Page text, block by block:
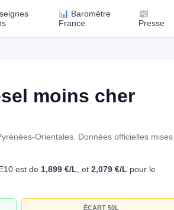
📊 Baromètre
France
📰
Presse
moins cher
Orientales. Données officielles mises
est de 1,899 €/L , et 2,079 €/L pour le
ÉCART 50L